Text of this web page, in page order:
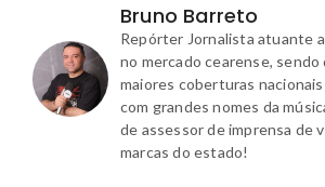
Bruno Barreto
Repórter Jornalista atuante
no mercado cearense,
maiores coberturas
com grandes nomes da
de assessor de imprensa de
marcas do estado!